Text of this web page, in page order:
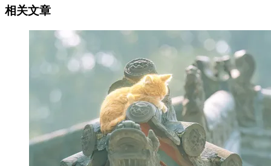
相关文章